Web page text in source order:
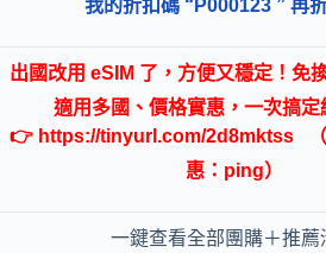
我的折扣碼 “P000123 ” 再
出國改用 eSIM 了，方便又穩定！免
適用多國、價格實惠，一次搞定
👉 https://tinyurl.com/2d8mktss
惠：ping）
一鍵查看全部團購＋推薦